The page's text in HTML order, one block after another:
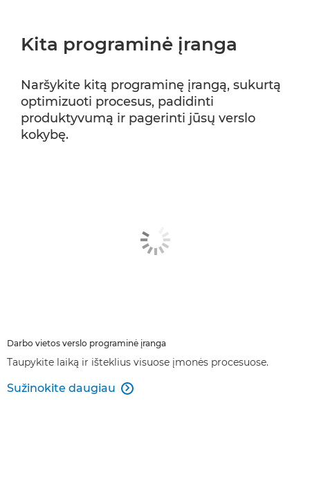
Kita programinė įranga
Naršykite kitą programinę įrangą, sukurtą
optimizuoti procesus, padidinti
produktyvumą ir pagerinti jūsų verslo
kokybę.
Darbo vietos verslo programinė įranga
Taupykite laiką ir išteklius visuose įmonės procesuose.
Sužinokite daugiau 